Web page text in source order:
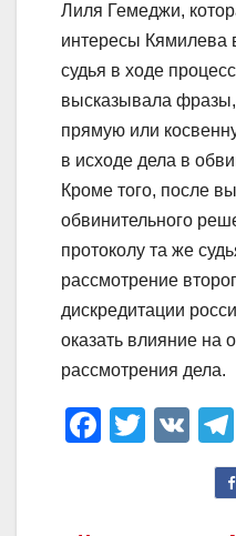
Лиля Гемеджи,
интересы Кямилева
судья в ходе
высказывала
прямую или
в исходе дела в
Кроме того, после
обвинительного
протоколу та же
рассмотрение
дискредитации
оказать влияние на
рассмотрения дела.
F
T
V